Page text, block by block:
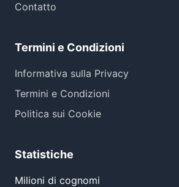
Contatto
Termini e Condizioni
Informativa sulla Privacy
Termini e Condizioni
Politica sui Cookie
Statistiche
Milioni di cognomi